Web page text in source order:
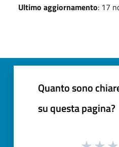
Ultimo aggiornamento: 17
Quanto sono
su questa pagina?